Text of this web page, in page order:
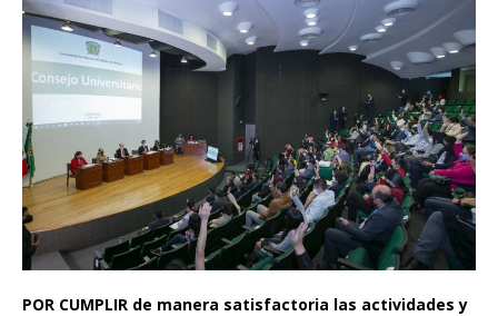
POR CUMPLIR de manera satisfactoria las actividades y